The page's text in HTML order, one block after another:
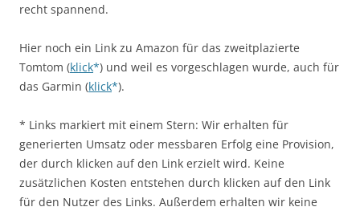
recht spannend.
Hier noch ein Link zu Amazon für das zweitplazierte
Tomtom (klick ) und weil es vorgeschlagen wurde, auch für
das Garmin (klick ).
* Links markiert mit einem Stern: Wir erhalten für
generierten Umsatz oder messbaren Erfolg eine Provision,
der durch klicken auf den Link erzielt wird. Keine
zusätzlichen Kosten entstehen durch klicken auf den Link
für den Nutzer des Links. Außerdem erhalten wir keine